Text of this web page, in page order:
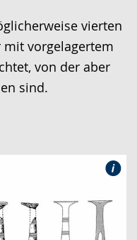
vierten
vorgelagertem
von der aber
sind.